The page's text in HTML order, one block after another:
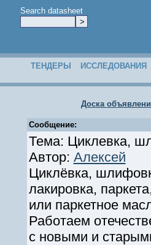
Search datasheet
ТЕНДЕРЫ ИССЛЕДОВАНИЯ
Доска
Сообщение:
Тема: Циклевка,
Автор: Алексей
Циклёвка,
лакировка,
или паркетное
Работаем
с новыми и